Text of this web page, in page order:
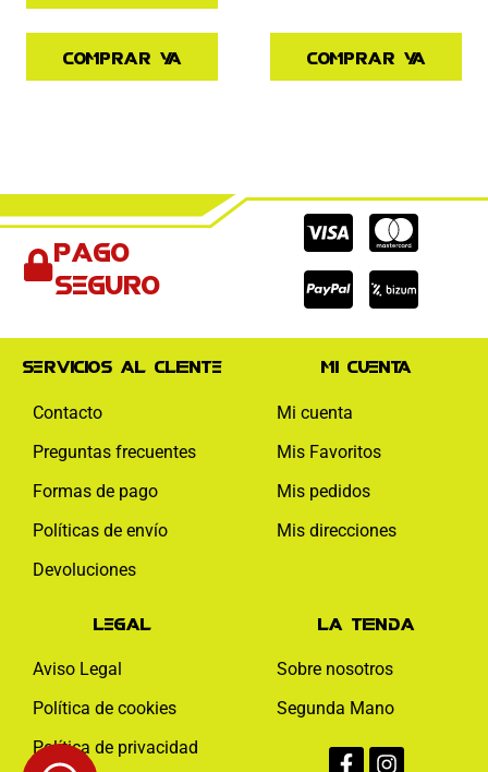
Comprar ya Comprar ya
Pago
seguro
Cc-
visa
Cc-
Cc-
paypal
Servicios al cliente
Contacto
Preguntas frecuentes
Formas de pago
Políticas de envío
Devoluciones
Mi cuenta
Mi cuenta
Mis Favoritos
Mis pedidos
Mis direcciones
Legal
Aviso Legal
Política de cookies
Política de privacidad
La tienda
Sobre nosotros
Segunda Mano
f